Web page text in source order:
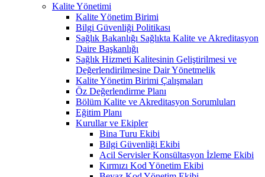
Kalite Yönetimi
Kalite Yönetim Birimi
Bilgi Güvenliği Politikası
Sağlık Bakanlığı Sağlıkta Kalite ve Akreditasyon
Daire Başkanlığı
Sağlık Hizmeti Kalitesinin Geliştirilmesi ve
Değerlendirilmesine Dair Yönetmelik
Kalite Yönetim Birimi Çalışmaları
Öz Değerlendirme Planı
Bölüm Kalite ve Akreditasyon Sorumluları
Eğitim Planı
Kurullar ve Ekipler
Bina Turu Ekibi
Bilgi Güvenliği Ekibi
Acil Servisler Konsültasyon İzleme Ekibi
Kırmızı Kod Yönetim Ekibi